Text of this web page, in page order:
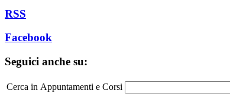
RSS
Facebook
Seguici anche su:
Cerca in Appuntamenti e Corsi